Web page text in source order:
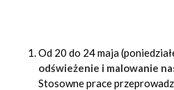
Od 20 do 24 maja
odświeżenie i malowanie
Stosowne prace